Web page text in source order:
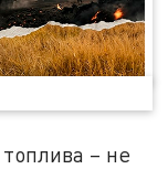
– не